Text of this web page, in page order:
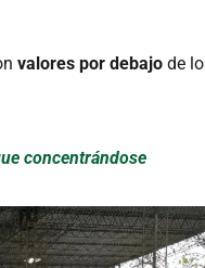
valores por debajo de
concentrándose